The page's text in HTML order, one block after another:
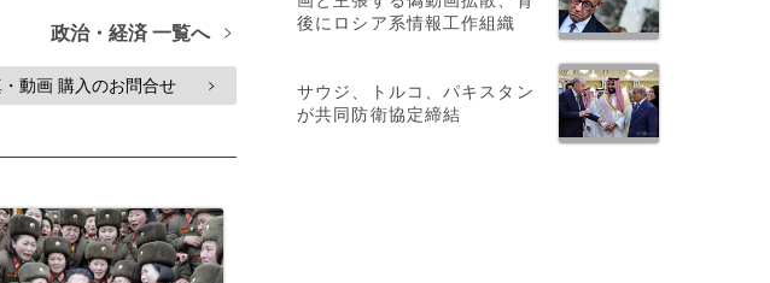
政治・経済 一覧へ >
動画 購入のお問合せ >
後にロシア系情報工作組織
サウジ、トルコ、パキスタン
が共同防衛協定締結